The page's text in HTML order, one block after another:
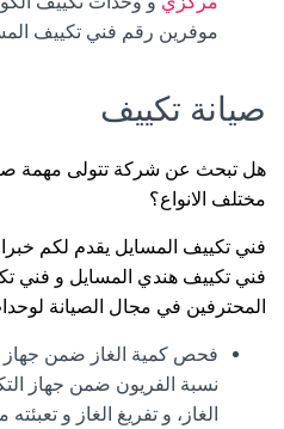
موفرين رقم فني تكييف
صيانة تكييف
هل تبحث عن شركة تتولى مهمة
مختلف الانواع؟
فني تكييف المسايل يقدم لكم
فني تكييف هندي المسايل و فني
المحترفين في مجال الصيانة
فحص كمية الغاز ضمن جهاز
نسبة الفريون ضمن جهاز
الغاز، و تفريغ الغاز و